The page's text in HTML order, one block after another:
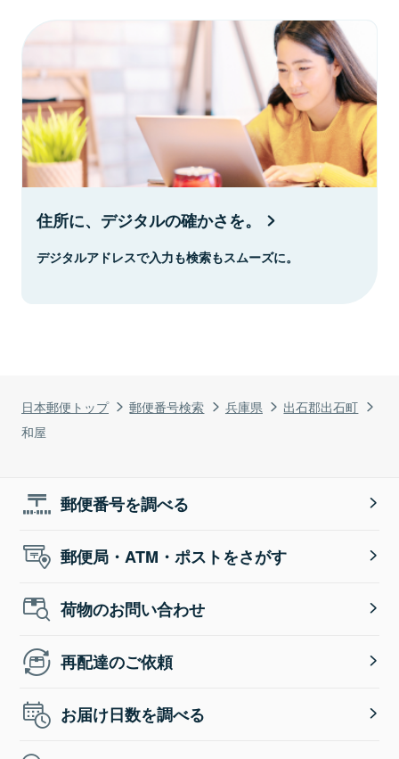
日本郵便トップ 郵便番号検索 兵庫県
出石郡出石町
和屋
住所に、デジタルの確かさを。
デジタルアドレスで入力も検索もスムーズに。
郵便番号を調べる
郵便局・ATM・ポストをさがす
荷物のお問い合わせ
再配達のご依頼
お届け日数を調べる